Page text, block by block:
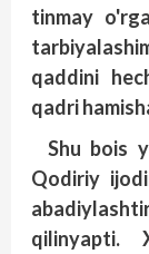
tinmay
qaddini
qadri
Shu bois
Qodiriy
qilinyapti.